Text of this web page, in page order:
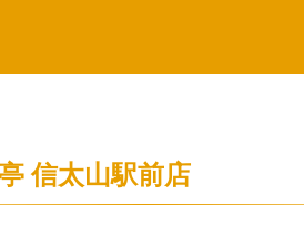
信太山駅前店